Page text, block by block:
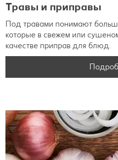
Травы и приправы
Под травами понимают
которые в свежем или
качестве приправ для блюд.